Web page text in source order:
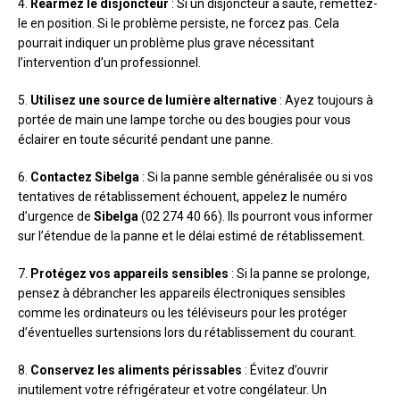
4. Réarmez le disjoncteur : Si un disjoncteur a sauté, remettez-
le en position. Si le problème persiste, ne forcez pas. Cela
pourrait indiquer un problème plus grave nécessitant
l’intervention d’un professionnel.
5. Utilisez une source de lumière alternative: Ayez toujours à
portée de main une lampe torche ou des bougies pour vous
éclairer en toute sécurité pendant une panne.
6. Contactez Sibelga : Si la panne semble généralisée ou si vos
tentatives de rétablissement échouent, appelez le numéro
d’urgence de Sibelga (02 274 40 66). Ils pourront vous informer
sur l’étendue de la panne et le délai estimé de rétablissement.
7. Protégez vos appareils sensibles : Si la panne se prolonge,
pensez à débrancher les appareils électroniques sensibles
comme les ordinateurs ou les téléviseurs pour les protéger
d’éventuelles surtensions lors du rétablissement du courant.
8. Conservez les aliments périssables : Évitez d’ouvrir
inutilement votre réfrigérateur et votre congélateur. Un